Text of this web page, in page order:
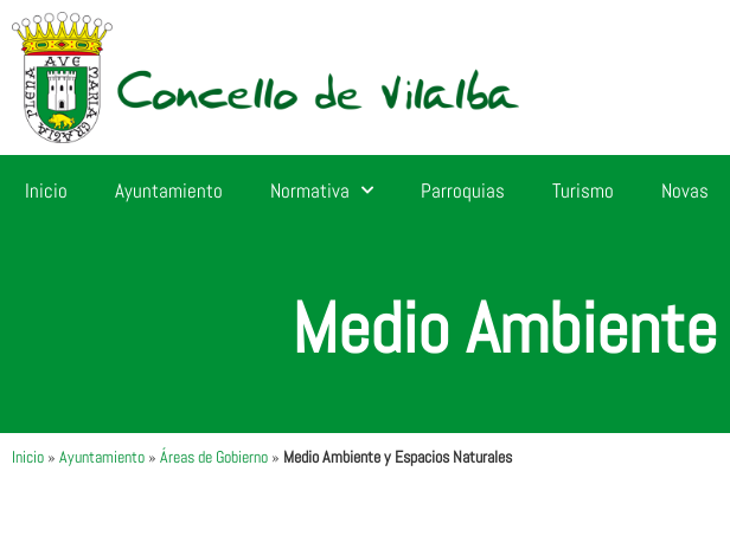
Inicio Ayuntamiento Normativa Parroquias Turismo Novas
Medio
Inicio » Ayuntamiento » Áreas de Gobierno » Medio Ambiente y Espacios Naturales